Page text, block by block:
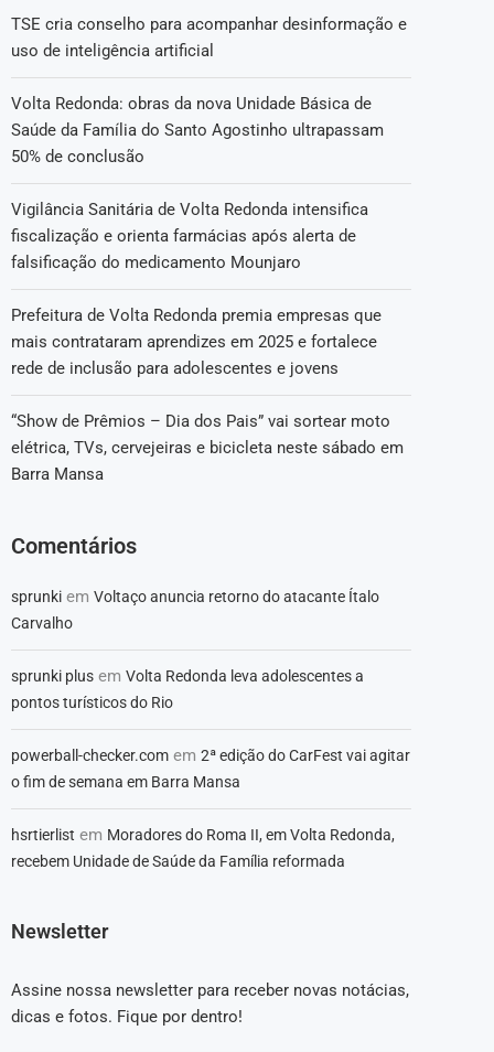
TSE cria conselho para acompanhar desinformação e
uso de inteligência artificial
Volta Redonda: obras da nova Unidade Básica de
Saúde da Família do Santo Agostinho ultrapassam
50% de conclusão
Vigilância Sanitária de Volta Redonda intensifica
fiscalização e orienta farmácias após alerta de
falsificação do medicamento Mounjaro
Prefeitura de Volta Redonda premia empresas que
mais contrataram aprendizes em 2025 e fortalece
rede de inclusão para adolescentes e jovens
“Show de Prêmios – Dia dos Pais” vai sortear moto
elétrica, TVs, cervejeiras e bicicleta neste sábado em
Barra Mansa
Comentários
sprunki em Voltaço anuncia retorno do atacante Ítalo
Carvalho
sprunki plus em Volta Redonda leva adolescentes a
pontos turísticos do Rio
powerball-checker.com em 2ª edição do CarFest vai agitar
o fim de semana em Barra Mansa
hsrtierlist em Moradores do Roma II, em Volta Redonda,
recebem Unidade de Saúde da Família reformada
Newsletter
Assine nossa newsletter para receber novas notácias,
dicas e fotos. Fique por dentro!